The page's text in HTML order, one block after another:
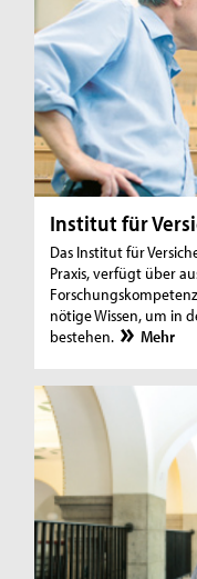
Institut für
Das Institut für
Praxis, verfügt über
nötige Wissen, um in
bestehen.
Mehr